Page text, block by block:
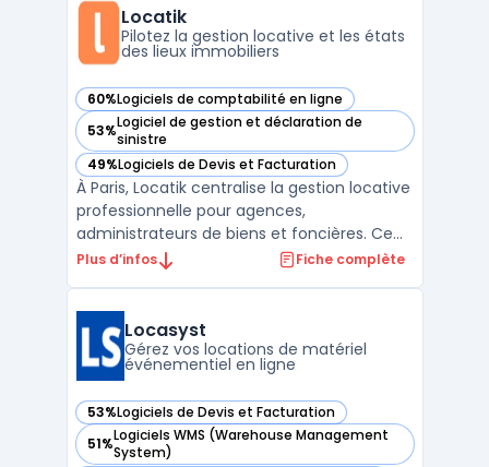
soumis à la VGP : levage, extinction
incendie, équipements de protection i ...
Locatik
Pilotez la gestion locative et les états
des lieux immobiliers
60%Logiciels de comptabilité en ligne
— voir Locatik dans cette catégorie
53%Logiciel de gestion et déclaration de
sinistre
— voir Locatik dans cette catégorie
49%Logiciels de Devis et Facturation
— voir Locatik dans cette catégorie
À Paris, Locatik centralise la gestion locative
professionnelle pour agences,
administrateurs de biens et foncières. Ce
logiciel connecte chaque acteur du
conformité réglementaire. L’interface
propose une prise en main ...
Plus d’infos Fiche complète
Locasyst
Gérez vos locations de matériel
événementiel en ligne
53%Logiciels de Devis et Facturation
— voir Locasyst dans cette catégorie
51%Logiciels WMS (Warehouse Management
System)
— voir Locasyst dans cette catégorie